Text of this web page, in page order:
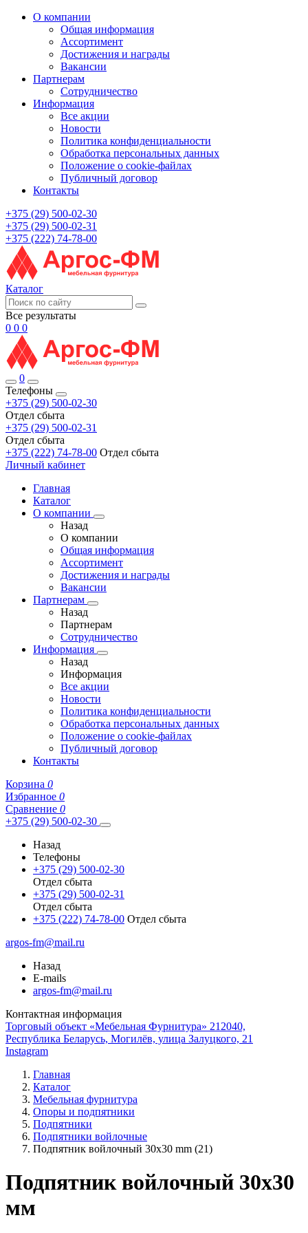
О компании
Общая информация
Ассортимент
Достижения и награды
Вакансии
Партнерам
Сотрудничество
Информация
Все акции
Новости
Политика конфиденциальности
Обработка персональных данных
Положение о cookie-файлах
Публичный договор
Контакты
+375 (29) 500-02-30
+375 (29) 500-02-31
+375 (222) 74-78-00
Каталог
Все результаты
0 0 0
0
Телефоны
+375 (29) 500-02-30
Отдел сбыта
+375 (29) 500-02-31
Отдел сбыта
+375 (222) 74-78-00 Отдел сбыта
Личный кабинет
Главная
Каталог
О компании
Назад
О компании
Общая информация
Ассортимент
Достижения и награды
Вакансии
Партнерам
Назад
Партнерам
Сотрудничество
Информация
Назад
Информация
Все акции
Новости
Политика конфиденциальности
Обработка персональных данных
Положение о cookie-файлах
Публичный договор
Контакты
Корзина 0
Избранное 0
Сравнение 0
+375 (29) 500-02-30
Назад
Телефоны
+375 (29) 500-02-30
Отдел сбыта
+375 (29) 500-02-31
Отдел сбыта
+375 (222) 74-78-00 Отдел сбыта
argos-fm@mail.ru
Назад
E-mails
argos-fm@mail.ru
Контактная информация
Торговый объект «Мебельная Фурнитура» 212040,
Республика Беларусь, Могилёв, улица Залуцкого, 21
Instagram
Главная
Каталог
Мебельная фурнитура
Опоры и подпятники
Подпятники
Подпятники войлочные
Подпятник войлочный 30х30 mm (21)
Подпятник войлочный 30x30
мм